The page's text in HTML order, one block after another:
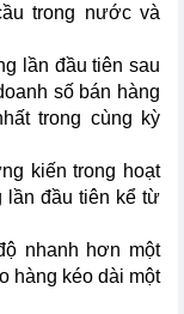
trong nước và
lần đầu tiên sau
số bán hàng
trong cùng kỳ
kiến trong hoạt
lần đầu tiên kể từ
nhanh hơn một
hàng kéo dài một